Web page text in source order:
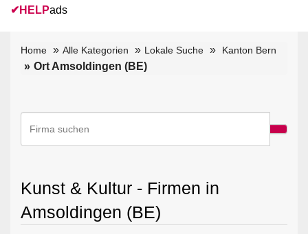
✔ HELPads
Home Alle Kategorien Lokale Suche Kanton Bern
Ort Amsoldingen (BE)
Kunst & Kultur - Firmen in
Amsoldingen (BE)